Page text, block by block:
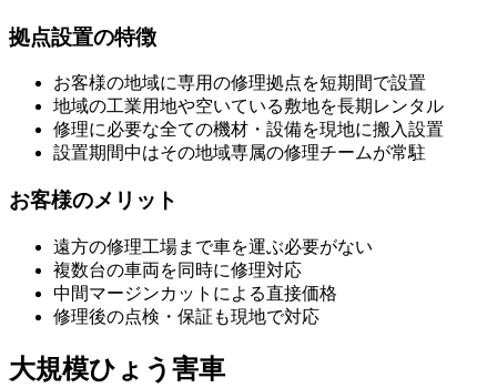
拠点設置の特徴
お客様の地域に専用の修理拠点を短期間で設置
地域の工業用地や空いている敷地を長期レンタル
修理に必要な全ての機材・設備を現地に搬入設置
設置期間中はその地域専属の修理チームが常駐
お客様のメリット
遠方の修理工場まで車を運ぶ必要がない
複数台の車両を同時に修理対応
中間マージンカットによる直接価格
修理後の点検・保証も現地で対応
大規模ひょう害車